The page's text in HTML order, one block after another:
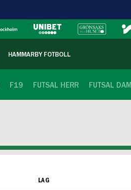
HAMMARBY FOTBOLL
F19 FUTSAL HERR FUTSAL DAM
LAG